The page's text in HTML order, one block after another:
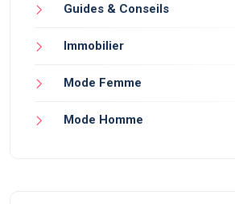
Guides & Conseils
Immobilier
Mode Femme
Mode Homme